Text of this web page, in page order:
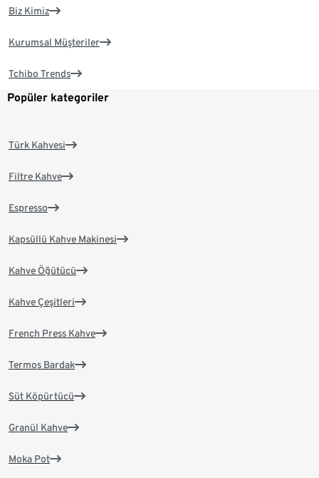
Biz Kimiz
Kurumsal Müşteriler
Tchibo Trends
Popüler kategoriler
Türk Kahvesi
Filtre Kahve
Espresso
Kapsüllü Kahve Makinesi
Kahve Öğütücü
Kahve Çeşitleri
French Press Kahve
Termos Bardak
Süt Köpürtücü
Granül Kahve
Moka Pot